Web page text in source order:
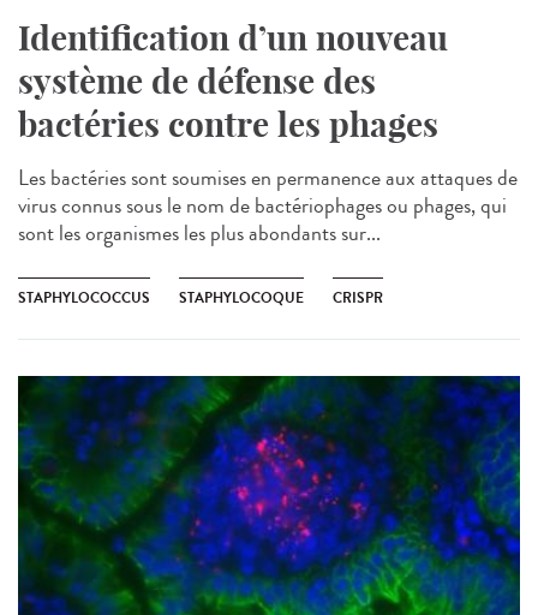
Identification d’un nouveau
système de défense des
bactéries contre les phages
Les bactéries sont soumises en permanence aux attaques de
virus connus sous le nom de bactériophages ou phages, qui
sont les organismes les plus abondants sur...
STAPHYLOCOCCUS STAPHYLOCOQUE CRISPR